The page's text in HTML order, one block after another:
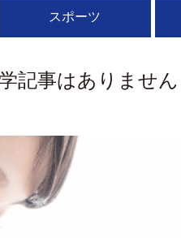
スポーツ
記事はありません